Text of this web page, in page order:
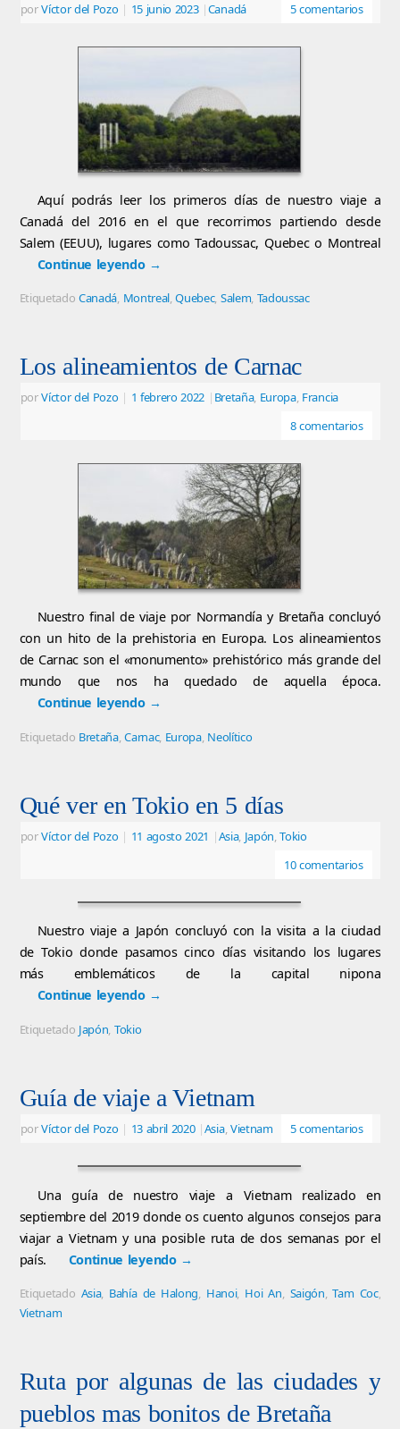
porVíctor del Pozo | 15 junio 2023 |Canadá 5 comentarios
Aquí podrás leer los primeros días de nuestro viaje a
Canadá del 2016 en el que recorrimos partiendo desde
Salem (EEUU), lugares como Tadoussac, Quebec o Montreal
Continue leyendo →
EtiquetadoCanadá, Montreal,Quebec, Salem, Tadoussac
Los alineamientos de Carnac
porVíctor del Pozo | 1 febrero 2022 | Bretaña, Europa, Francia
8 comentarios
Nuestro final de viaje por Normandía y Bretaña concluyó
con un hito de la prehistoria en Europa. Los alineamientos
de Carnac son el «monumento» prehistórico más grande del
mundo que nos ha quedado de aquella época.
Continue leyendo →
Etiquetado Bretaña,Carnac, Europa, Neolítico
Qué ver en Tokio en 5 días
porVíctor del Pozo | 11 agosto 2021 |Asia, Japón ,Tokio
10 comentarios
Nuestro viaje a Japón concluyó con la visita a la ciudad
de Tokio donde pasamos cinco días visitando los lugares
más emblemáticos de la capital nipona
Continue leyendo →
Etiquetado Japón, Tokio
Guía de viaje a Vietnam
porVíctor del Pozo | 13 abril 2020 |Asia,Vietnam 5 comentarios
Una guía de nuestro viaje a Vietnam realizado en
septiembre del 2019 donde os cuento algunos consejos para
viajar a Vietnam y una posible ruta de dos semanas por el
país.
Continue leyendo →
Etiquetado Asia, Bahía de Halong, Hanoi, Hoi An, Saigón,Tam Coc,
Vietnam
Ruta por algunas de las ciudades y
pueblos mas bonitos de Bretaña